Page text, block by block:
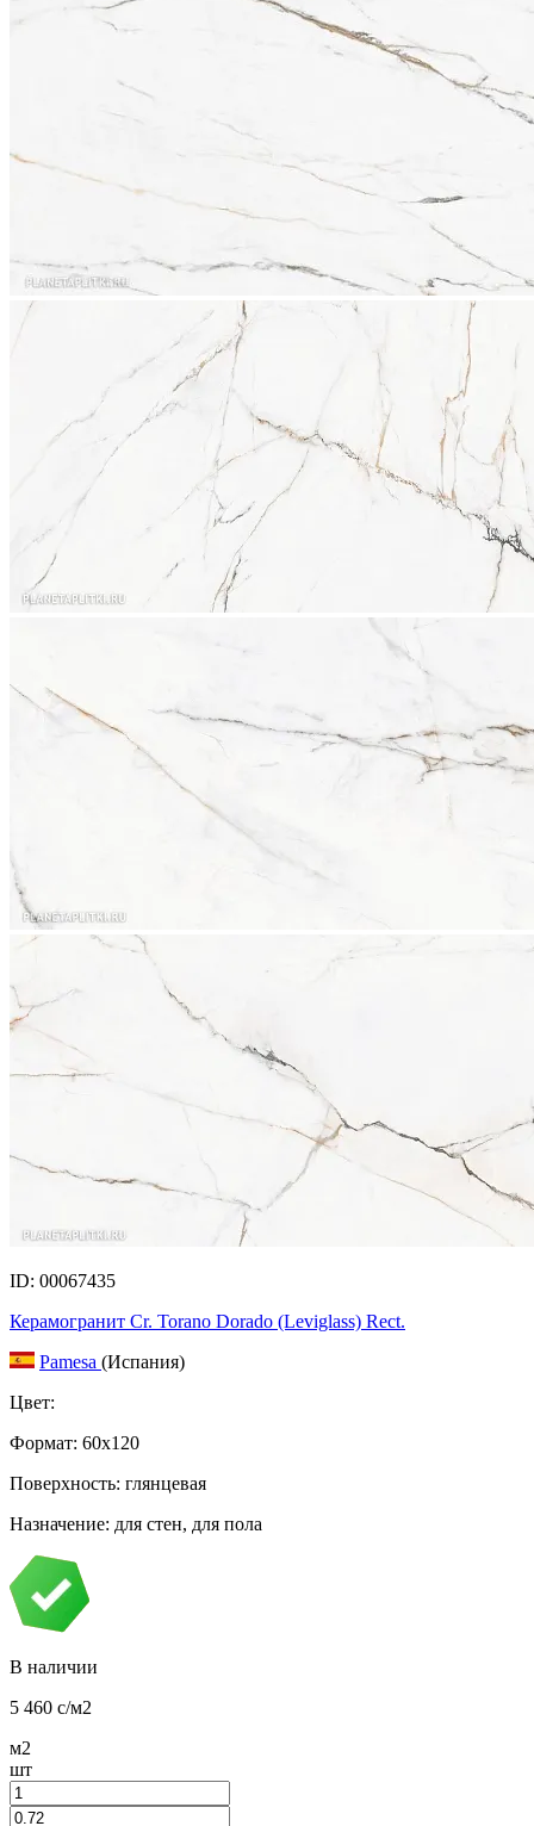
ID: 00067435
Керамогранит Cr. Torano Dorado (Leviglass) Rect.
Pamesa (Испания)
Цвет:
Формат: 60x120
Поверхность: глянцевая
Назначение: для стен, для пола
В наличии
5 460 c/м2
м2
шт